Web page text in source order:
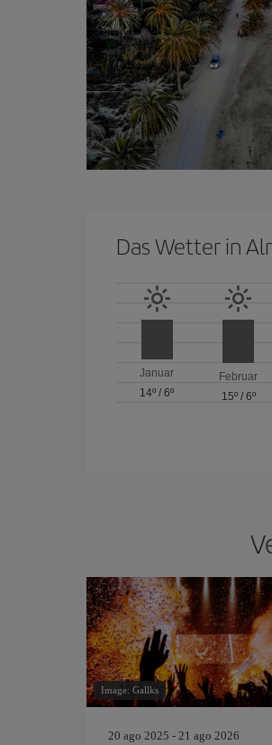
Das Wetter in
Januar
14º /6º
Februar
15º/ 6º
Image: Gallks
20 ago 2025 - 21 ago 2026